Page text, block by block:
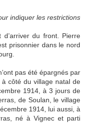
indiquer les restrictions
d’arriver du front. Pierre
prisonnier dans le nord
pas été épargnés par
côté du village natal de
1914, à 3 jours de
de Soulan, le village
1914, lui aussi, à
né à Vignec et parti